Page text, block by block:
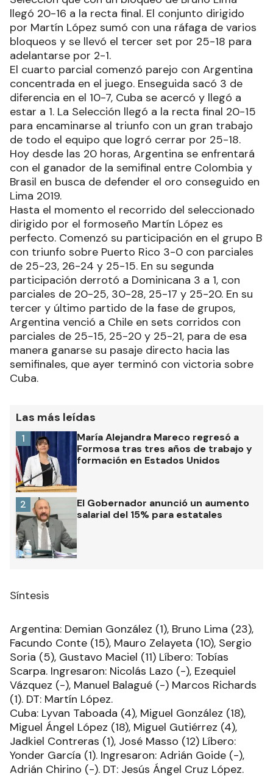
llegó 20-16 a la recta final. El conjunto dirigido
por Martín López sumó con una ráfaga de varios
bloqueos y se llevó el tercer set por 25-18 para
adelantarse por 2-1.
El cuarto parcial comenzó parejo con Argentina
concentrada en el juego. Enseguida sacó 3 de
diferencia en el 10-7, Cuba se acercó y llegó a
estar a 1. La Selección llegó a la recta final 20-15
para encaminarse al triunfo con un gran trabajo
de todo el equipo que logró cerrar por 25-18.
Hoy desde las 20 horas, Argentina se enfrentará
con el ganador de la semifinal entre Colombia y
Brasil en busca de defender el oro conseguido en
Lima 2019.
Hasta el momento el recorrido del seleccionado
dirigido por el formoseño Martín López es
perfecto. Comenzó su participación en el grupo B
con triunfo sobre Puerto Rico 3-0 con parciales
de 25-23, 26-24 y 25-15. En su segunda
participación derrotó a Dominicana 3 a 1, con
parciales de 20-25, 30-28, 25-17 y 25-20. En su
tercer y último partido de la fase de grupos,
Argentina venció a Chile en sets corridos con
parciales de 25-15, 25-20 y 25-21, para de esa
manera ganarse su pasaje directo hacia las
semifinales, que ayer terminó con victoria sobre
Cuba.
Las más leídas
María Alejandra Mareco regresó a
Formosa tras tres años de trabajo y
formación en Estados Unidos
1
El Gobernador anunció un aumento
salarial del 15% para estatales
2
Síntesis
Argentina: Demian González (1), Bruno Lima (23),
Facundo Conte (15), Mauro Zelayeta (10), Sergio
Soria (5), Gustavo Maciel (11) Líbero: Tobías
Scarpa. Ingresaron: Nicolás Lazo (-), Ezequiel
Vázquez (-), Manuel Balagué (-) Marcos Richards
(1). DT: Martín López.
Cuba: Lyvan Taboada (4), Miguel González (18),
Miguel Ángel López (18), Miguel Gutiérrez (4),
Jadkiel Contreras (1), José Masso (12) Líbero:
Yonder García (1). Ingresaron: Adrián Goide (-),
Adrián Chirino (-). DT: Jesús Ángel Cruz López.